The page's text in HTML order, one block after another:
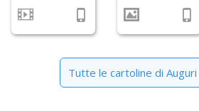
Tutte le cartoline di